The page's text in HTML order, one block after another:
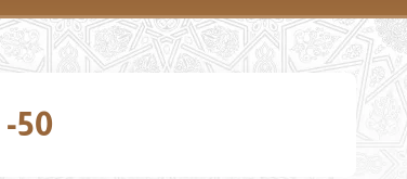
50- بَابُ القُرْعَةِ بَيْنَ النِّسَاءِ إِذَا أَرَادَ سَفَرًا (5211 – 5212).